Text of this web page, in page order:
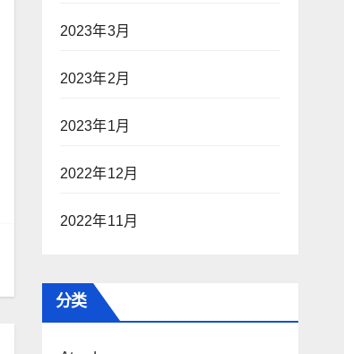
2023年3月
2023年2月
2023年1月
2022年12月
2022年11月
分类